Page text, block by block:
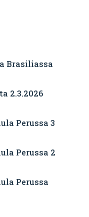
Brasiliassa
2.3.2026
Perussa 3
Perussa 2
Perussa